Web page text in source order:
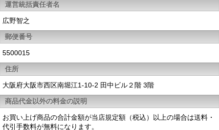
運営統括責任者名
広野智之
郵便番号
5500015
住所
大阪府大阪市西区南堀江1-10-2 田中ビル２階 3階
商品代金以外の料金の説明
お買い上げ商品の合計金額が当店規定額（税込）以上の場合は送料・
代引手数料が無料になります。